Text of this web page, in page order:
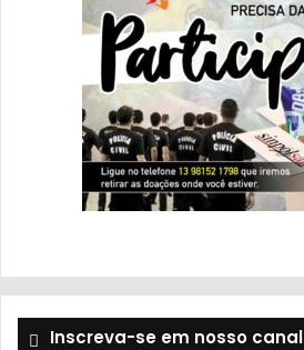
Inscreva-se em nosso canal